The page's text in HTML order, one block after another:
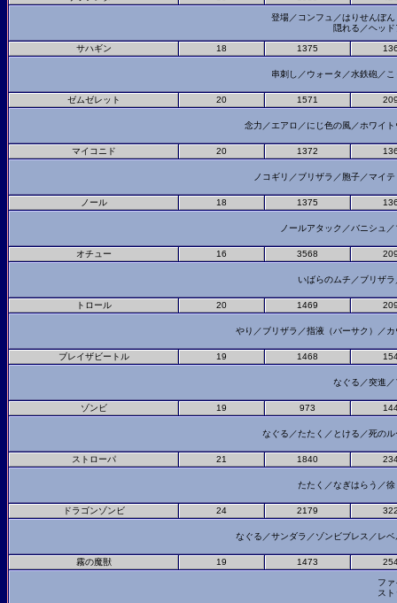
登場／コンフュ／はりせんぼ
隠れる／ヘッ
サハギン 18 1375
串刺し／ウォータ／水鉄砲／
ゼムゼレット 20 1571
念力／エアロ／にじ色の風／ホワイ
マイコニド 20 1372
ノコギリ／ブリザラ／胞子／マイ
ノール 18 1375
ノールアタック／バニシュ
オチュー 16 3568
いばらのムチ／ブリザ
トロール 20 1469
やり／ブリザラ／指液（バーサク）／
ブレイザビートル 19 1468
なぐる／突進
ゾンビ 19 973
なぐる／たたく／とける／死の
ストローパ 21 1840
たたく／なぎはらう／
ドラゴンゾンビ 24 2179
なぐる／サンダラ／ゾンビブレス／レ
霧の魔獣 19 1473
フ
ス